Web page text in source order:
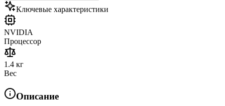
Ключевые характеристики
NVIDIA
Процессор
1.4 кг
Вес
Описание